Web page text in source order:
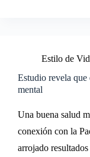
Estilo de
Estudio revela que
mental
Una buena salud
conexión con la
arrojado